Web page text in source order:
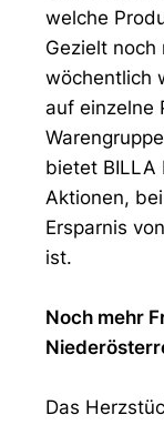
welche
Gezielt noch
wöchentlich
auf einzelne
bietet BILLA
Aktionen,
Ersparnis
ist.
Noch mehr
Das